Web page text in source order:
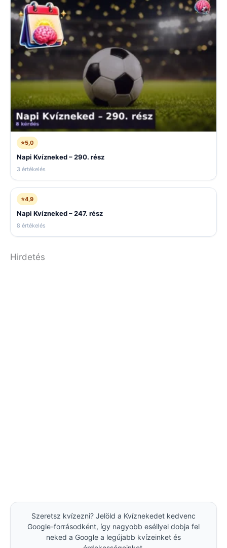
⭐5,0
Napi Kvízneked – 290. rész
3 értékelés
⭐4,9
Napi Kvízneked – 247. rész
8 értékelés
Hirdetés
Szeretsz kvízezni? Jelöld a Kvíznekedet kedvenc
Google-forrásodként, így nagyobb eséllyel dobja fel
neked a Google a legújabb kvízeinket és